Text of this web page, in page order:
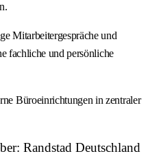
Mitarbeitergespräche und
fachliche und persönliche
Büroeinrichtungen in zentraler
Randstad Deutschland